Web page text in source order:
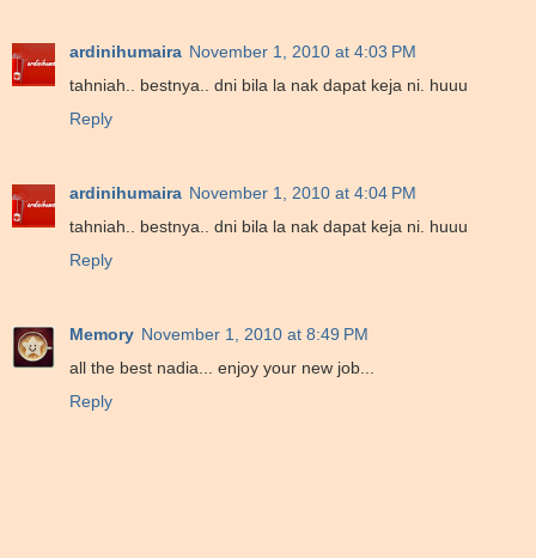
ardinihumaira November 1, 2010 at 4:03 PM
tahniah.. bestnya.. dni bila la nak dapat keja ni. huuu
Reply
ardinihumaira November 1, 2010 at 4:04 PM
tahniah.. bestnya.. dni bila la nak dapat keja ni. huuu
Reply
Memory November 1, 2010 at 8:49 PM
all the best nadia... enjoy your new job...
Reply